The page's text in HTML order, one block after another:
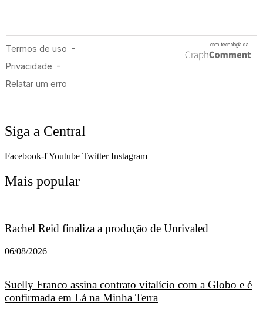
Siga a Central
Facebook-fYoutube Twitter Instagram
Mais popular
Rachel Reid finaliza a produção de Unrivaled
06/08/2026
Suelly Franco assina contrato vitalício com a Globo e é
confirmada em Lá na Minha Terra